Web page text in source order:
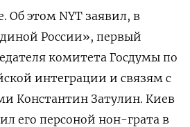
Об этом NYT заявил, в
России», первый
комитета Госдумы по
интеграции и связям с
Константин Затулин. Киев
его персоной нон-грата в